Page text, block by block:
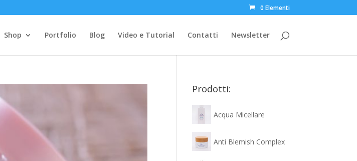
0 Elementi
Shop Portfolio Blog Video e Tutorial Contatti Newsletter
Prodotti:
Acqua Micellare
Anti Blemish Complex